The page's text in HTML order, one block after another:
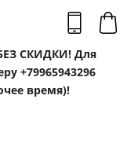
СКИДКИ! Для
+79965943296
время)!